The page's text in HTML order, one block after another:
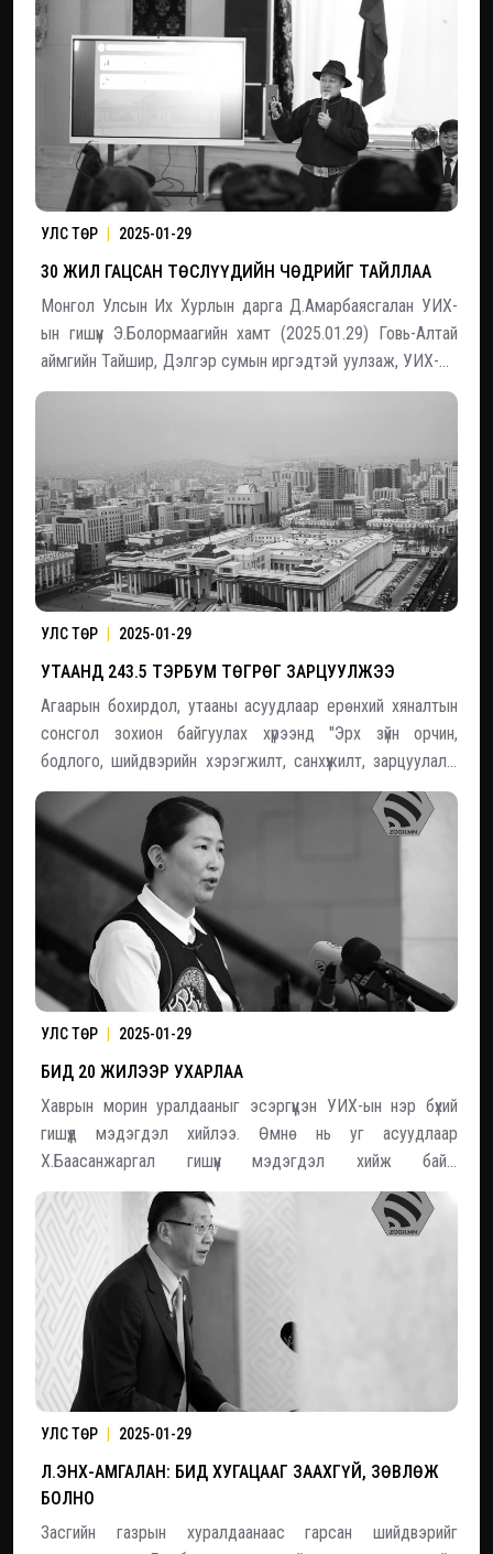
Сургууль, Хэрэглээний математикч 1999-2001 он
Шинжлэх Ухаан, Технологийн Их Сургуу
УЛС ТӨР 2025-01-29
30 ЖИЛ ГАЦСАН ТӨСЛҮҮДИЙН ЧӨДРИЙГ ТАЙЛЛАА
Монгол Улсын Их Хурлын дарга Д.Амарбаясгалан УИХ-
ын гишүүн Э.Болормаагийн хамт (2025.01.29) Говь-Алтай
аймгийн Тайшир, Дэлгэр сумын иргэдтэй уулзаж, УИХ-ын
намрын чуулганаар хэлэлцэн баталсан хууль,
Д.Амарбаясга
УЛС ТӨР 2025-01-29
УТААНД 243.5 ТЭРБУМ ТӨГРӨГ ЗАРЦУУЛЖЭЭ
Агаарын бохирдол, утааны асуудлаар ерөнхий хяналтын
сонсгол зохион байгуулах хүрээнд "Эрх зүйн орчин,
бодлого, шийдвэрийн хэрэгжилт, санхүүжилт, зарцуулалт,
хариуцлага" сэдэвт хэлэлцүүлэг болж байна. Эхний
танилцуулгыг Сангийн яамны төсвийн бодлого
төлөвлөлтийн газрын дарга М.Санжаадорж хийлээ.
УЛС ТӨР 2025-01-29
БИД 20 ЖИЛЭЭР УХАРЛАА
Хаврын морин уралдааныг эсэргүүцэн УИХ-ын нэр бүхий
гишүүд мэдэгдэл хийлээ. Өмнө нь уг асуудлаар
Х.Баасанжаргал гишүүн мэдэгдэл хийж байв.
Х.Баасанжаргал: Өнөөдөр өвлийн морин уралдааныг
яриад зогсож байгаа нь бид бүхэн 20 жилийн өмнөх
зүйлээр дахин талцаж 20 жилээр ухарсан үйл явдал
боллоо Тү
УЛС ТӨР 2025-01-29
Л.ЭНХ-АМГАЛАН: БИД ХУГАЦААГ ЗААХГҮЙ, ЗӨВЛӨЖ
БОЛНО
Засгийн газрын хуралдаанаас гарсан шийдвэрийг